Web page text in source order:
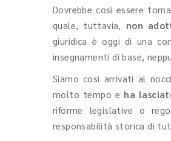
Dovrebbe così essere
quale, tuttavia, non
giuridica è oggi di una
insegnamenti di base,
Siamo così arrivati al
molto tempo e ha
riforme legislative o
responsabilità storica di